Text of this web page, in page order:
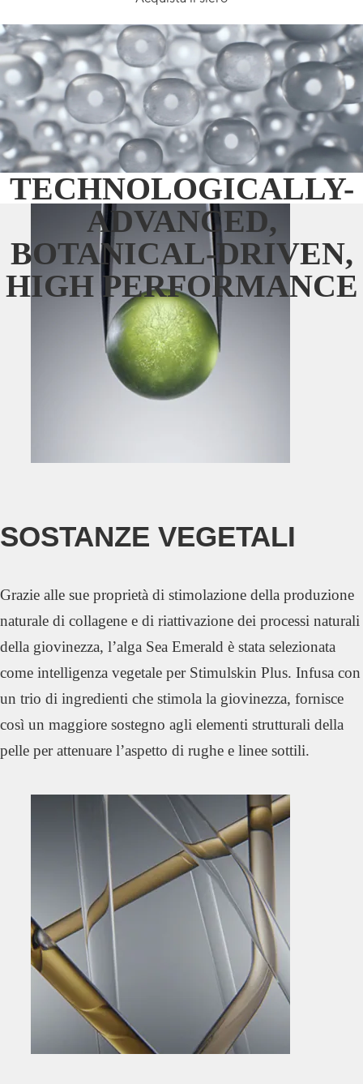
TECHNOLOGICALLY-
ADVANCED,
BOTANICAL-DRIVEN,
HIGH PERFORMANCE
SOSTANZE VEGETALI
Grazie alle sue proprietà di stimolazione della produzione
naturale di collagene e di riattivazione dei processi naturali
della giovinezza, l’alga Sea Emerald è stata selezionata
come intelligenza vegetale per Stimulskin Plus. Infusa con
un trio di ingredienti che stimola la giovinezza, fornisce
così un maggiore sostegno agli elementi strutturali della
pelle per attenuare l’aspetto di rughe e linee sottili.